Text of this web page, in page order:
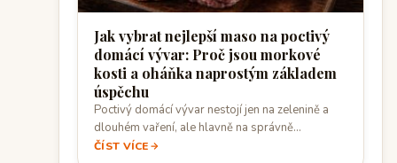
Jak vybrat nejlepší maso na poctivý
domácí vývar: Proč jsou morkové
kosti a oháňka naprostým základem
úspěchu
Poctivý domácí vývar nestojí jen na zelenině a
dlouhém vaření, ale hlavně na správně…
ČÍST VÍCE